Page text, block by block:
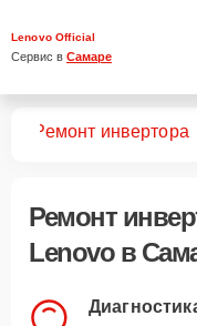
Lenovo Official
Сервис в Самаре
Ремонт инвертора
Ремонт
Lenovo в